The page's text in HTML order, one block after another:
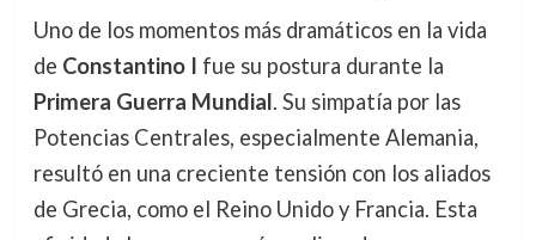
Uno de los momentos más dramáticos en la vida
de Constantino I fue su postura durante la
Primera Guerra Mundial. Su simpatía por las
Potencias Centrales, especialmente Alemania,
resultó en una creciente tensión con los aliados
de Grecia, como el Reino Unido y Francia. Esta